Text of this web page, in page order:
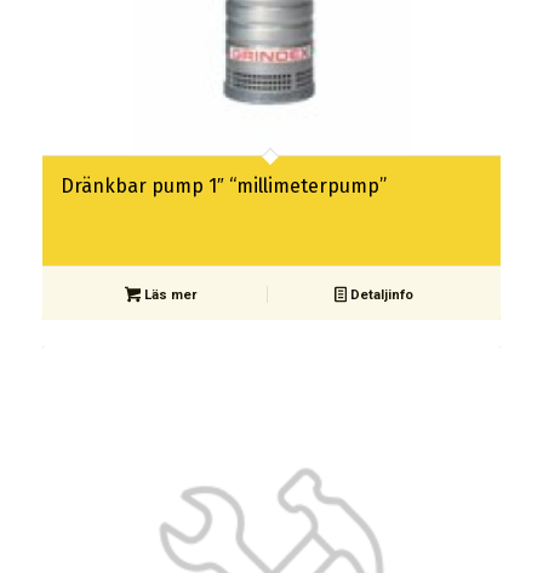
Dränkbar pump 1″ “millimeterpump”
Läs mer Detaljinfo